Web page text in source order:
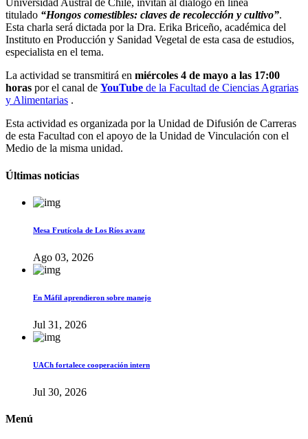
Universidad Austral de Chile, invitan al diálogo en línea
titulado “Hongos comestibles: claves de recolección y cultivo”.
Esta charla será dictada por la Dra. Erika Briceño, académica del
Instituto en Producción y Sanidad Vegetal de esta casa de estudios,
especialista en el tema.
La actividad se transmitirá en miércoles 4 de mayo a las 17:00
horas por el canal de YouTube de la Facultad de Ciencias Agrarias
y Alimentarias .
Esta actividad es organizada por la Unidad de Difusión de Carreras
de esta Facultad con el apoyo de la Unidad de Vinculación con el
Medio de la misma unidad.
Últimas noticias
Mesa Frutícola de Los Ríos avanz
Ago 03, 2026
En Máfil aprendieron sobre manejo
Jul 31, 2026
UACh fortalece cooperación intern
Jul 30, 2026
Menú